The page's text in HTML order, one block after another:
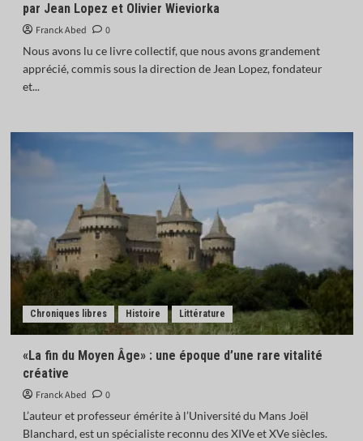
par Jean Lopez et Olivier Wieviorka
Franck Abed
0
Nous avons lu ce livre collectif, que nous avons grandement
apprécié, commis sous la direction de Jean Lopez, fondateur
et...
Chroniques libres Histoire Littérature
«La fin du Moyen Âge» : une époque d’une rare vitalité
créative
Franck Abed
0
L’auteur et professeur émérite à l’Université du Mans Joël
Blanchard, est un spécialiste reconnu des XIVe et XVe siècles.